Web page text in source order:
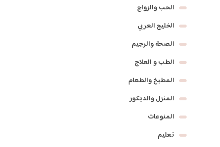
الحب والزواج
الخليج العربي
الصحة والرجيم
الطب و العلاج
المطبخ والطعام
المنزل والديكور
المنوعات
تعليم